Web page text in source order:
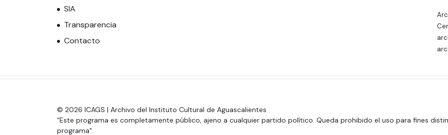
SIA
Transparencia
Contacto
© 2026 ICAGS | Archivo del Instituto Cultural de Aguascalientes
“Este programa es completamente público, ajeno a cualquier partido político. Queda prohibido el uso para fines
programa".